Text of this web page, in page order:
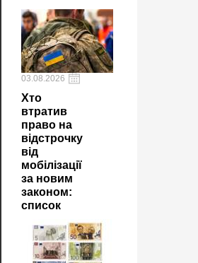
03.08.2026
Хто
втратив
право на
відстрочку
від
мобілізації
за новим
законом:
список